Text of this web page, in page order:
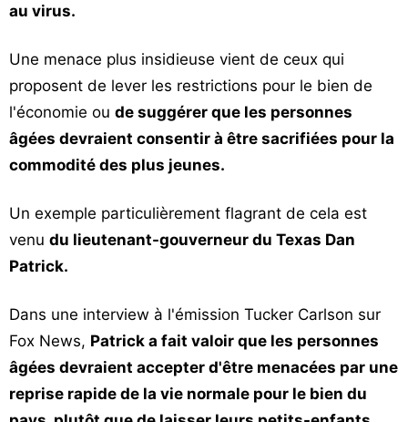
au virus.
Une menace plus insidieuse vient de ceux qui
proposent de lever les restrictions pour le bien de
l'économie ou de suggérer que les personnes
âgées devraient consentir à être sacrifiées pour la
commodité des plus jeunes.
Un exemple particulièrement flagrant de cela est
venu du lieutenant-gouverneur du Texas Dan
Patrick.
Dans une interview à l'émission Tucker Carlson sur
Fox News, Patrick a fait valoir que les personnes
âgées devraient accepter d'être menacées par une
reprise rapide de la vie normale pour le bien du